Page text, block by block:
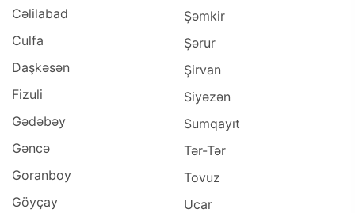
Cəlilabad
Culfa
Daşkəsən
Fizuli
Gədəbəy
Gəncə
Goranboy
Göyçay
Şəmkir
Şərur
Şirvan
Siyəzən
Sumqayıt
Tər-Tər
Tovuz
Ucar